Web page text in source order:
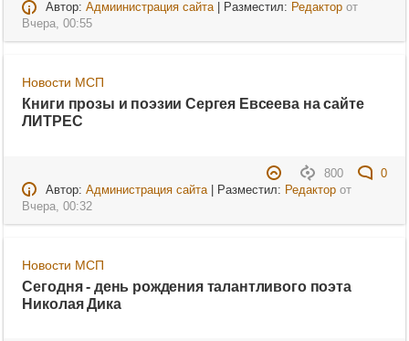
Автор: Адмиинистрация сайта| Разместил: Редакторот
Вчера, 00:55
Новости МСП
Книги прозы и поэзии Сергея Евсеева на сайте
ЛИТРЕС
800
0
Автор: Администрация сайта| Разместил: Редакторот
Вчера, 00:32
Новости МСП
Сегодня - день рождения талантливого поэта
Николая Дика